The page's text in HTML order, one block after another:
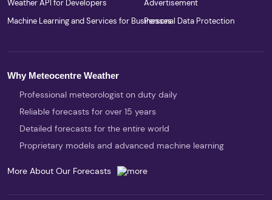
Weather API for Developers
Machine Learning and Services for Businesses
Advertisement
Personal Data Protection
Why Meteocentre Weather
Professional meteorologist on duty daily
Reliable forecasts for over 15 years
Detailed forecasts for the entire world
Proprietary models and advanced machine learning
More About Our Forecasts